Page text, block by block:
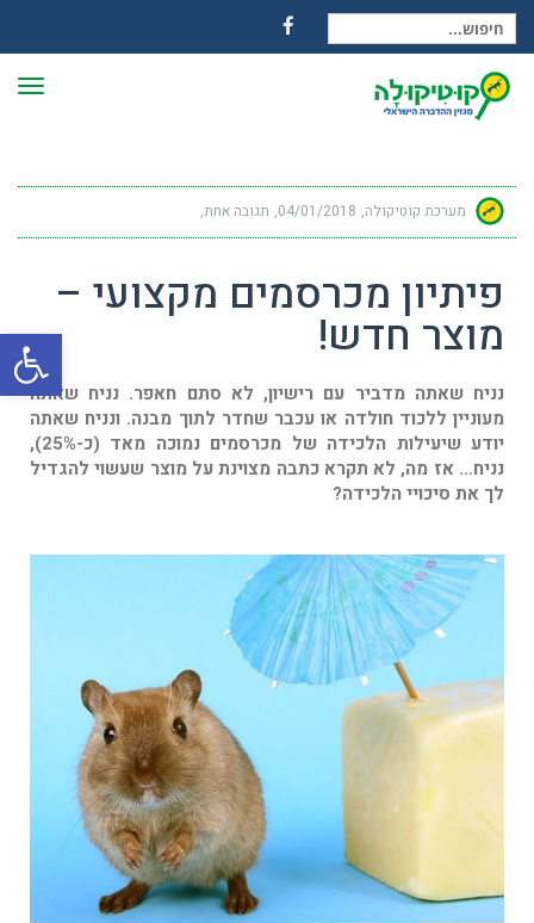
חיפוש עבור:
Facebook
מערכת קוטיקולה 04/01/2018 תגובה אחת
פיתיון מכרסמים מקצועי –
מוצר חדש!
נניח שאתה מדביר עם רישיון, לא סתם חאפר. נניח שאתה
מעוניין ללכוד חולדה או עכבר שחדר לתוך מבנה. ונניח שאתה
יודע שיעילות הלכידה של מכרסמים נמוכה מאד (כ-25%),
נניח… אז מה, לא תקרא כתבה מצוינת על מוצר שעשוי להגדיל
לך את סיכויי הלכידה?